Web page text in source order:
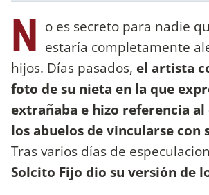
N o es secreto para nadie
estaría completamente
hijos. Días pasados, el artista
foto de su nieta en la que
extrañaba e hizo referencia al
los abuelos de vincularse con
Tras varios días de
Solcito Fijo dio su versión de